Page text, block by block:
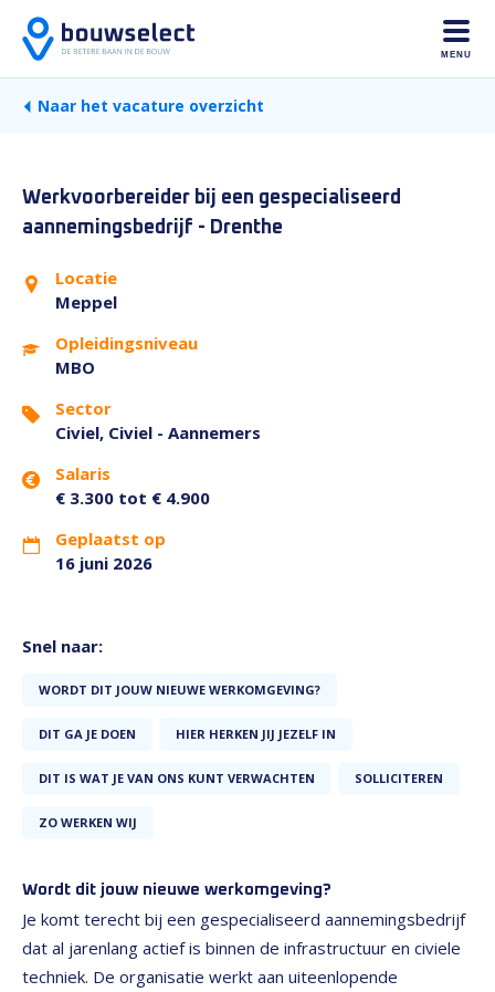
MENU
Naar het vacature overzicht
Werkvoorbereider bij een gespecialiseerd
aannemingsbedrijf - Drenthe
Locatie
Meppel
Opleidingsniveau
MBO
Sector
Civiel, Civiel - Aannemers
Salaris
€ 3.300 tot € 4.900
Geplaatst op
16 juni 2026
Snel naar:
WORDT DIT JOUW NIEUWE WERKOMGEVING?
DIT GA JE DOEN HIER HERKEN JIJ JEZELF IN
DIT IS WAT JE VAN ONS KUNT VERWACHTEN SOLLICITEREN
ZO WERKEN WIJ
Wordt dit jouw nieuwe werkomgeving?
Je komt terecht bij een gespecialiseerd aannemingsbedrijf
dat al jarenlang actief is binnen de infrastructuur en civiele
techniek. De organisatie werkt aan uiteenlopende